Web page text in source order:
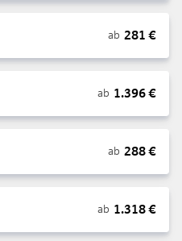
ab 281 €
ab 1.396€
ab 288€
ab 1.318€